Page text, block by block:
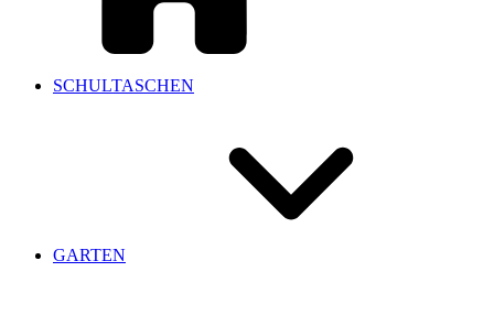
SCHULTASCHEN
GARTEN